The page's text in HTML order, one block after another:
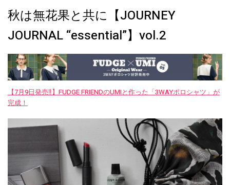
秋は無花果と共に【JOURNEY
JOURNAL “essential”】vol.2
【7月9日発売‼︎】FUDGE FRIENDのUMIと作った「3WAYポロシャツ」が
完成！